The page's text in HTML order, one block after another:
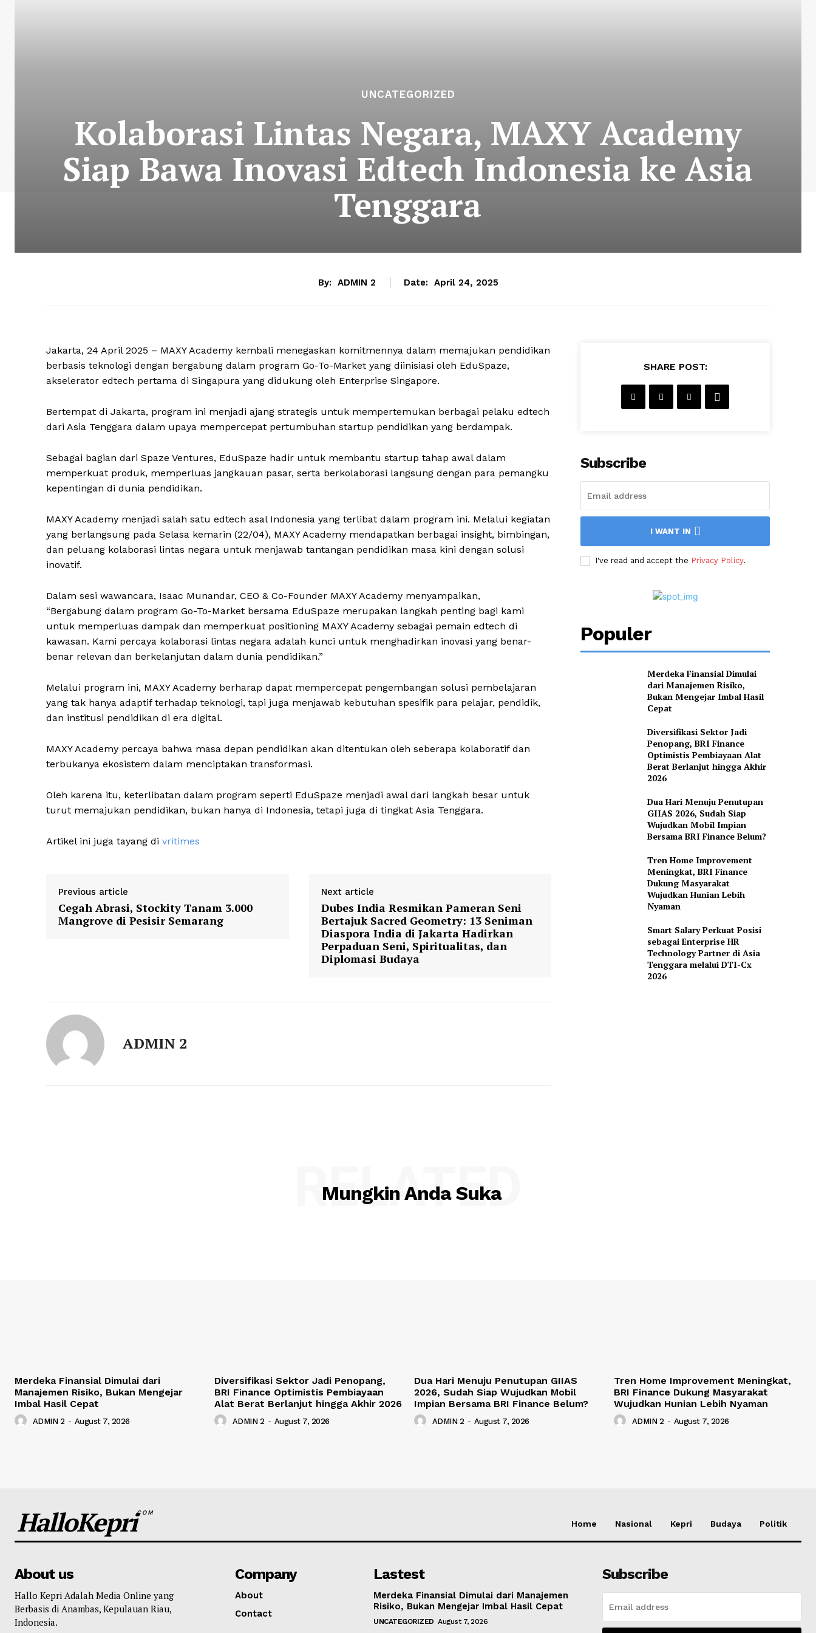
UNCATEGORIZED
Kolaborasi Lintas Negara, MAXY Academy
Siap Bawa Inovasi Edtech Indonesia ke Asia
Tenggara
By: ADMIN 2 Date: April 24, 2025
Jakarta, 24 April 2025 – MAXY Academy kembali menegaskan komitmennya dalam memajukan pendidikan
berbasis teknologi dengan bergabung dalam program Go-To-Market yang diinisiasi oleh EduSpaze,
akselerator edtech pertama di Singapura yang didukung oleh Enterprise Singapore.
Bertempat di Jakarta, program ini menjadi ajang strategis untuk mempertemukan berbagai pelaku edtech
dari Asia Tenggara dalam upaya mempercepat pertumbuhan startup pendidikan yang berdampak.
Sebagai bagian dari Spaze Ventures, EduSpaze hadir untuk membantu startup tahap awal dalam
memperkuat produk, memperluas jangkauan pasar, serta berkolaborasi langsung dengan para pemangku
kepentingan di dunia pendidikan.
MAXY Academy menjadi salah satu edtech asal Indonesia yang terlibat dalam program ini. Melalui kegiatan
yang berlangsung pada Selasa kemarin (22/04), MAXY Academy mendapatkan berbagai insight, bimbingan,
dan peluang kolaborasi lintas negara untuk menjawab tantangan pendidikan masa kini dengan solusi
inovatif.
Dalam sesi wawancara, Isaac Munandar, CEO & Co-Founder MAXY Academy menyampaikan,
“Bergabung dalam program Go-To-Market bersama EduSpaze merupakan langkah penting bagi kami
untuk memperluas dampak dan memperkuat positioning MAXY Academy sebagai pemain edtech di
kawasan. Kami percaya kolaborasi lintas negara adalah kunci untuk menghadirkan inovasi yang benar-
benar relevan dan berkelanjutan dalam dunia pendidikan.”
Melalui program ini, MAXY Academy berharap dapat mempercepat pengembangan solusi pembelajaran
yang tak hanya adaptif terhadap teknologi, tapi juga menjawab kebutuhan spesifik para pelajar, pendidik,
dan institusi pendidikan di era digital.
MAXY Academy percaya bahwa masa depan pendidikan akan ditentukan oleh seberapa kolaboratif dan
terbukanya ekosistem dalam menciptakan transformasi.
Oleh karena itu, keterlibatan dalam program seperti EduSpaze menjadi awal dari langkah besar untuk
turut memajukan pendidikan, bukan hanya di Indonesia, tetapi juga di tingkat Asia Tenggara.
Artikel ini juga tayang di vritimes
Previous article
Cegah Abrasi, Stockity Tanam 3.000
Mangrove di Pesisir Semarang
Next article
Dubes India Resmikan Pameran Seni
Bertajuk Sacred Geometry: 13 Seniman
Diaspora India di Jakarta Hadirkan
Perpaduan Seni, Spiritualitas, dan
Diplomasi Budaya
ADMIN 2
SHARE POST:
Subscribe
I WANT IN
I've read and accept the Privacy Policy.
Populer
Merdeka Finansial Dimulai
dari Manajemen Risiko,
Bukan Mengejar Imbal Hasil
Cepat
Diversifikasi Sektor Jadi
Penopang, BRI Finance
Optimistis Pembiayaan Alat
Berat Berlanjut hingga Akhir
2026
Dua Hari Menuju Penutupan
GIIAS 2026, Sudah Siap
Wujudkan Mobil Impian
Bersama BRI Finance Belum?
Tren Home Improvement
Meningkat, BRI Finance
Dukung Masyarakat
Wujudkan Hunian Lebih
Nyaman
Smart Salary Perkuat Posisi
sebagai Enterprise HR
Technology Partner di Asia
Tenggara melalui DTI-Cx
2026
Mungkin Anda Suka
RELATED
Merdeka Finansial Dimulai dari
Manajemen Risiko, Bukan Mengejar
Imbal Hasil Cepat
ADMIN 2 - August 7, 2026
Diversifikasi Sektor Jadi Penopang,
BRI Finance Optimistis Pembiayaan
Alat Berat Berlanjut hingga Akhir 2026
ADMIN 2 - August 7, 2026
Dua Hari Menuju Penutupan GIIAS
2026, Sudah Siap Wujudkan Mobil
Impian Bersama BRI Finance Belum?
ADMIN 2 - August 7, 2026
Tren Home Improvement Meningkat,
BRI Finance Dukung Masyarakat
Wujudkan Hunian Lebih Nyaman
ADMIN 2 - August 7, 2026
HalloKepriCOM
Home Nasional Kepri Budaya Politik
About us
Hallo Kepri Adalah Media Online yang
Berbasis di Anambas, Kepulauan Riau,
Indonesia.
Company
About
Contact
Lastest
Merdeka Finansial Dimulai dari Manajemen
Risiko, Bukan Mengejar Imbal Hasil Cepat
UNCATEGORIZED August 7, 2026
Subscribe